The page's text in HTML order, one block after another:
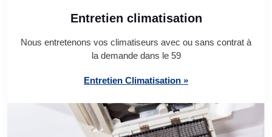
Entretien climatisation
Nous entretenons vos climatiseurs avec ou sans contrat à
la demande dans le 59
Entretien Climatisation »